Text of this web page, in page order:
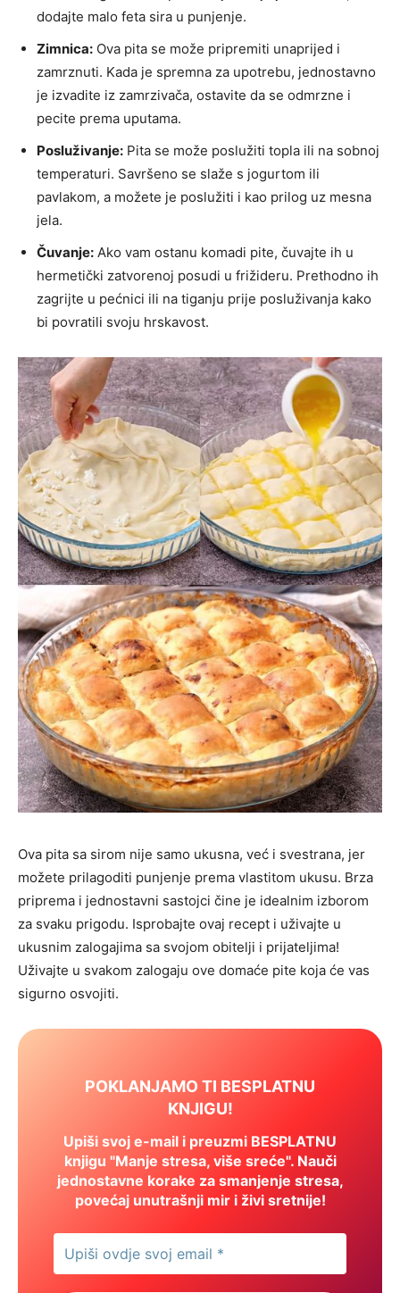
dodajte malo feta sira u punjenje.
Zimnica: Ova pita se može pripremiti unaprijed i
zamrznuti. Kada je spremna za upotrebu, jednostavno
je izvadite iz zamrzivača, ostavite da se odmrzne i
pecite prema uputama.
Posluživanje: Pita se može poslužiti topla ili na sobnoj
temperaturi. Savršeno se slaže s jogurtom ili
pavlakom, a možete je poslužiti i kao prilog uz mesna
jela.
Čuvanje: Ako vam ostanu komadi pite, čuvajte ih u
hermetički zatvorenoj posudi u frižideru. Prethodno ih
zagrijte u pećnici ili na tiganju prije posluživanja kako
bi povratili svoju hrskavost.
Ova pita sa sirom nije samo ukusna, već i svestrana, jer
možete prilagoditi punjenje prema vlastitom ukusu. Brza
priprema i jednostavni sastojci čine je idealnim izborom
za svaku prigodu. Isprobajte ovaj recept i uživajte u
ukusnim zalogajima sa svojom obitelji i prijateljima!
Uživajte u svakom zalogaju ove domaće pite koja će vas
sigurno osvojiti.
POKLANJAMO TI BESPLATNU
KNJIGU!
Upiši svoj e-mail i preuzmi BESPLATNU
knjigu "Manje stresa, više sreće". Nauči
jednostavne korake za smanjenje stresa,
povećaj unutrašnji mir i živi sretnije!